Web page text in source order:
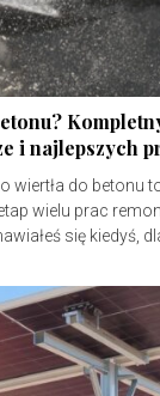
i najlepszych
wiertła do betonu
wielu prac
się kiedyś,